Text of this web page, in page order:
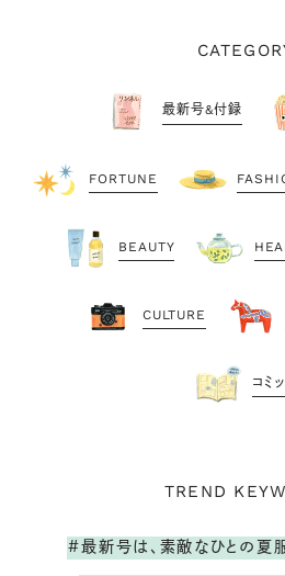
最新号&付録
FORTUNE
BEAUTY
CULTURE
コミ
TREND
#最新号は、素敵なひとの夏服